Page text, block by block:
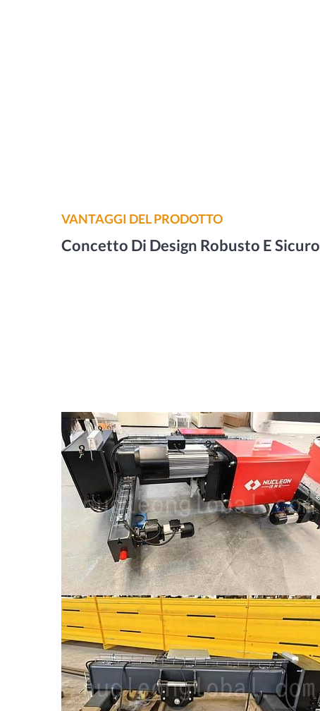
VANTAGGI DEL PRODOTTO
Concetto Di Design Robusto E Sicuro